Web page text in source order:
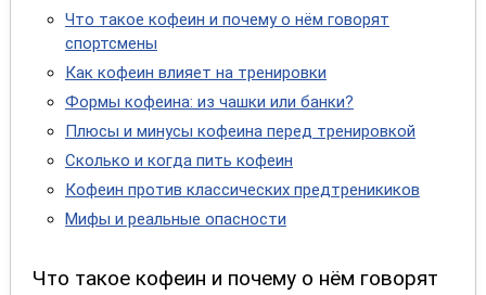
Что такое кофеин и почему о нём говорят
спортсмены
Как кофеин влияет на тренировки
Формы кофеина: из чашки или банки?
Плюсы и минусы кофеина перед тренировкой
Сколько и когда пить кофеин
Кофеин против классических предтреникиков
Мифы и реальные опасности
Что такое кофеин и почему о нём говорят